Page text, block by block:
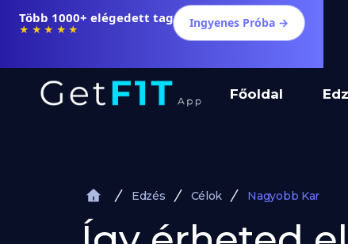
Főoldal
Több 1000+ elégedett tag
★★★★★ Ingyenes Próba →
Edzés Célok Nagyobb Kar